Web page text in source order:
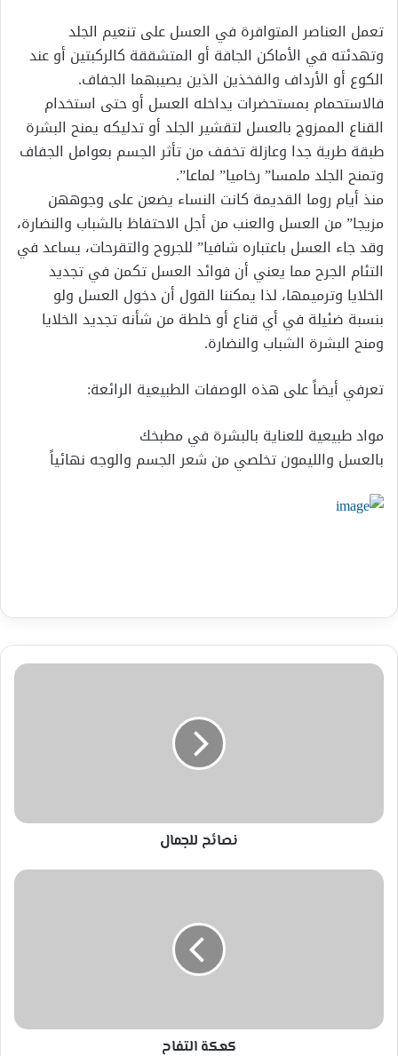
تعمل العناصر المتوافرة في العسل على تنعيم الجلد
وتهدئته في الأماكن الجافة أو المتشققة كالركبتين أو عند
الكوع أو الأرداف والفخذين الذين يصيبهما الجفاف.
فالاستحمام بمستحضرات يداخله العسل أو حتى استخدام
القناع الممزوج بالعسل لتقشير الجلد أو تدليكه يمنح البشرة
طبقة طرية جدا وعازلة تخفف من تأثر الجسم بعوامل الجفاف
وتمنح الجلد ملمسا” رخاميا” لماعا”.
منذ أيام روما القديمة كانت النساء يضعن على وجوههن
مزيجا” من العسل والعنب من أجل الاحتفاظ بالشباب والنضارة،
وقد جاء العسل باعتباره شافيا” للجروح والتقرحات، يساعد في
التئام الجرح مما يعني أن فوائد العسل تكمن في تجديد
الخلايا وترميمها، لذا يمكننا القول أن دخول العسل ولو
بنسبة ضئيلة في أي قناع أو خلطة من شأنه تجديد الخلايا
ومنح البشرة الشباب والنضارة.
تعرفي أيضاً على هذه الوصفات الطبيعية الرائعة:
نصائح
نصائح للجمال
كعكة
كعكة التفاح